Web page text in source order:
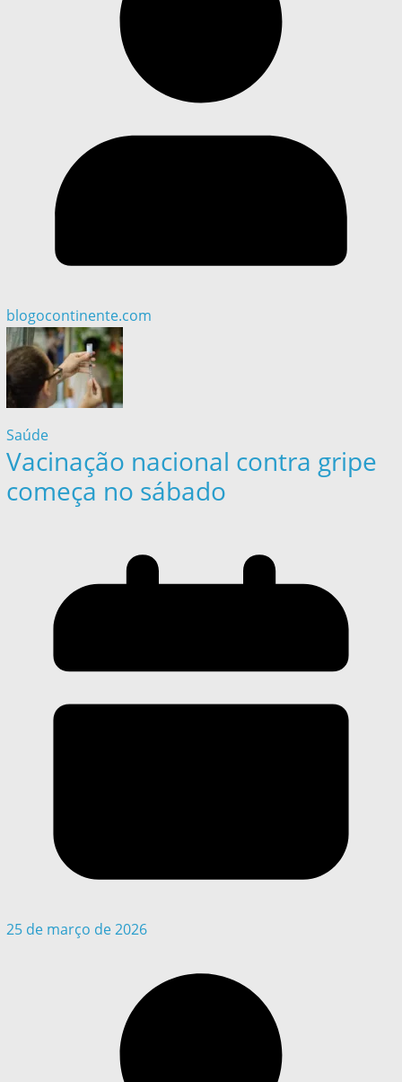
blogocontinente.com
Saúde
Vacinação nacional contra gripe
começa no sábado
25 de março de 2026